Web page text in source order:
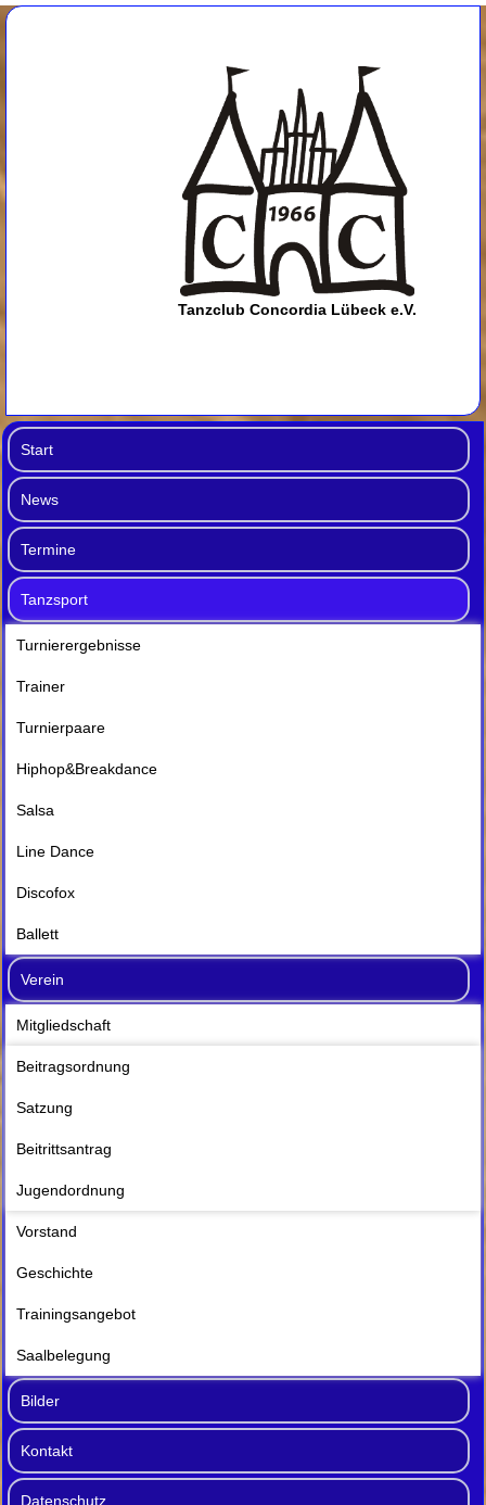
Tanzclub Concordia Lübeck e.V.
Start
News
Termine
Tanzsport
Turnierergebnisse
Trainer
Turnierpaare
Hiphop&Breakdance
Salsa
Line Dance
Discofox
Ballett
Verein
Mitgliedschaft
Beitragsordnung
Satzung
Beitrittsantrag
Jugendordnung
Vorstand
Geschichte
Trainingsangebot
Saalbelegung
Bilder
Kontakt
Datenschutz